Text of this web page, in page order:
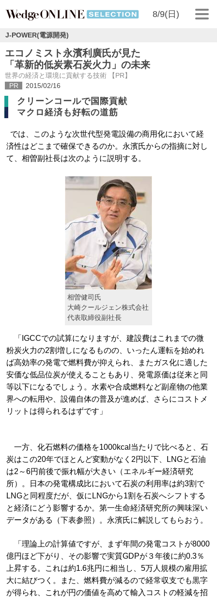
8/9(日)
J-POWER(電源開発)
エコノミスト永濱利廣氏が見た
「革新的低炭素石炭火力」の未来
世界の経済と環境に貢献する技術 【PR】
PR
2015/02/16
クリーンコールで国際貢献
マクロ経済も好転の道筋
では、このような次世代型発電設備の商用化において経
済性はどこまで確保できるのか。永濱氏からの指摘に対し
て、相曽副社長は次のように説明する。
相曽健司氏
大崎クールジェン株式会社
代表取締役副社長
「IGCCでの試算になりますが、建設費はこれまでの微
粉炭火力の2割増しになるものの、いったん運転を始めれ
ば高効率の発電で燃料費が抑えられ、またガス化に適した
安価な低品位炭が使えることもあり、発電原価は従来と同
等以下になるでしょう。水素や合成燃料など副産物の他業
界への転用や、設備自体の普及が進めば、さらにコストメ
リットは得られるはずです」
一方、化石燃料の価格を1000kcal当たりで比べると、石
炭はこの20年でほとんど変動がなく2円以下、LNGと石油
は2～6円前後で振れ幅が大きい（エネルギー経済研究
所）。日本の発電構成比において石炭の利用率は約3割で
LNGと同程度だが、仮にLNGから1割を石炭へシフトする
と経済にどう影響するか。第一生命経済研究所の興味深い
データがある（下表参照）。永濱氏に解説してもらおう。
「理論上の計算値ですが、まず年間の発電コストが8000
億円ほど下がり、その影響で実質GDPが３年後に約0.3％
上昇する。これは約1.6兆円に相当し、5万人規模の雇用拡
大に結びつく。また、燃料費が減るので経常収支でも黒字
が得られ、これが円の価値を高めて輸入コストの軽減を招